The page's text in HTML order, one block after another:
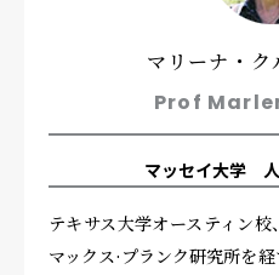
マリーナ・
Prof
マッセイ大学
テキサス大学オースティン校
マックス·プランク研究所を